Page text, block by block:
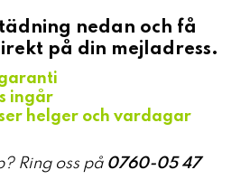
nedan och få
på din mejladress.
ingår
helger och vardagar
Ring oss på 0760-05 47